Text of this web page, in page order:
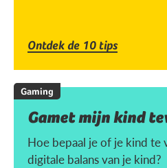
Ontdek de 10 tips
Gaming
Gamet mijn kind
Hoe bepaal je of je kind te
digitale balans van je kind?